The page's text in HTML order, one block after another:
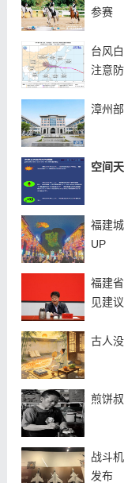
参赛
台风
注意
漳州
空间
福建
UP
福建
见建议
古人
煎饼
战斗
发布